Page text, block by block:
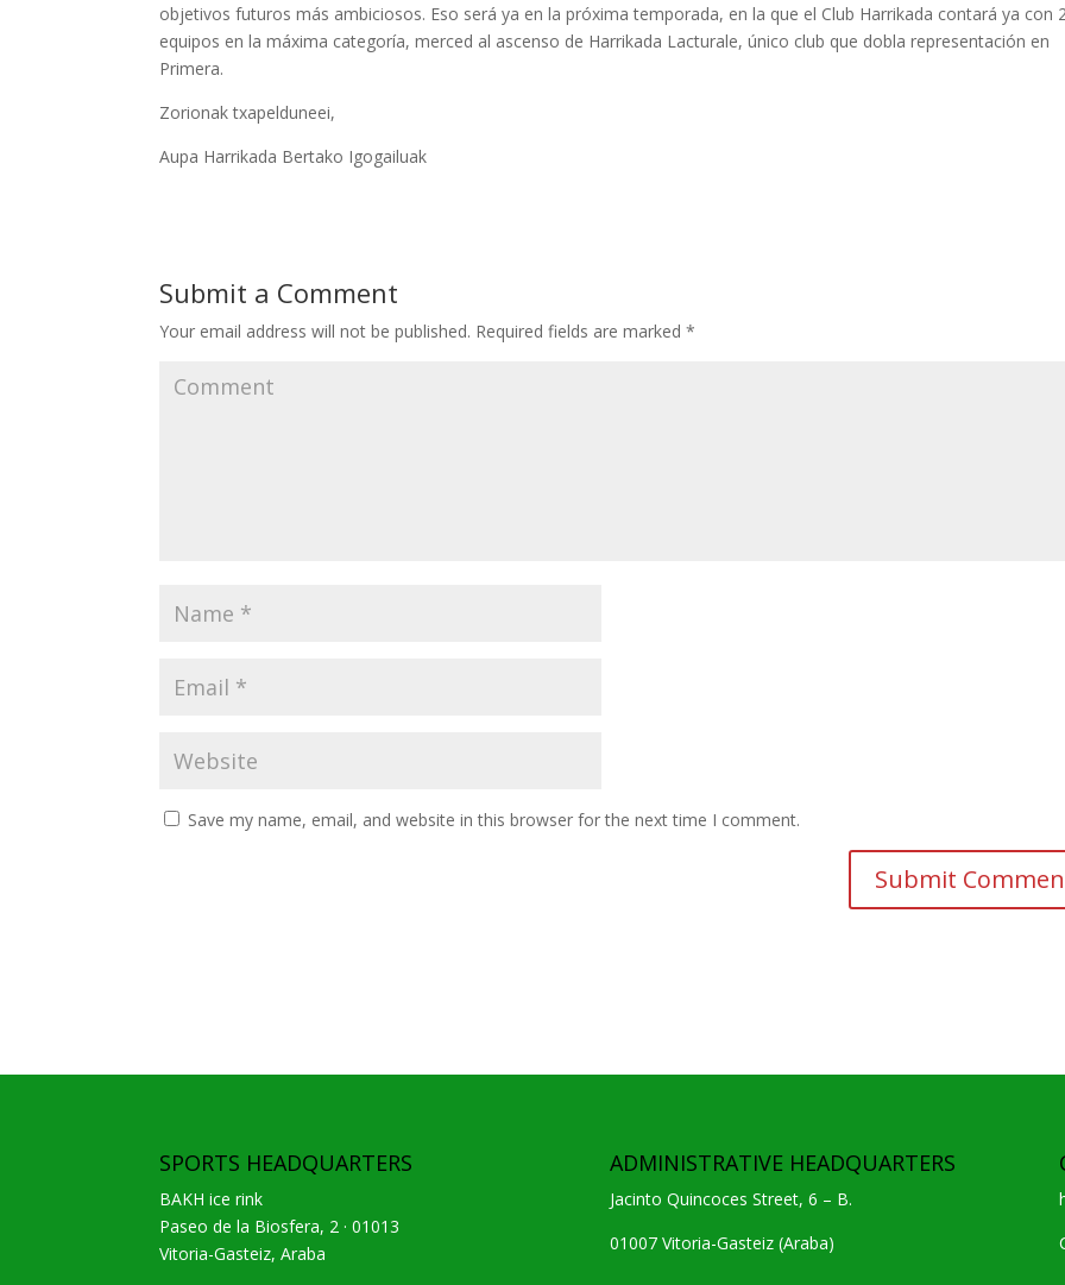
objetivos futuros más ambiciosos. Eso será ya en la próxima temporada, en la que el Club Harrikada contará ya con
equipos en la máxima categoría, merced al ascenso de Harrikada Lacturale, único club que dobla representación en
Primera.
Zorionak txapelduneei,
Aupa Harrikada Bertako Igogailuak
Submit a Comment
Your email address will not be published. Required fields are marked*
Save my name, email, and website in this browser for the next time I comment.
SPORTS HEADQUARTERS
BAKH ice rink
Paseo de la Biosfera, 2 · 01013
Vitoria-Gasteiz, Araba
ADMINISTRATIVE HEADQUARTERS
Jacinto Quincoces Street, 6 – B.
01007 Vitoria-Gasteiz (Araba)